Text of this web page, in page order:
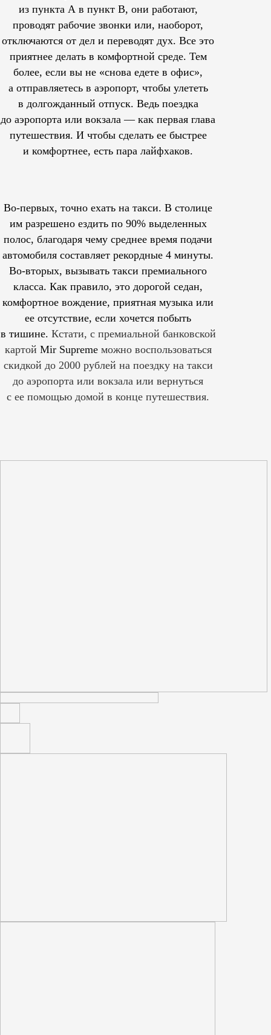
из пункта А в пункт В, они работают,
проводят рабочие звонки или, наоборот,
отключаются от дел и переводят дух. Все это
приятнее делать в комфортной среде. Тем
более, если вы не «снова едете в офис»,
а отправляетесь в аэропорт, чтобы улететь
в долгожданный отпуск. Ведь поездка
до аэропорта или вокзала — как первая глава
путешествия. И чтобы сделать ее быстрее
и комфортнее, есть пара лайфхаков.
Во-первых, точно ехать на такси. В столице
им разрешеноездить по 90% выделенных
полос, благодаря чему среднее время подачи
автомобиля составляет рекордные 4 минуты.
Во-вторых, вызывать такси премиального
класса. Как правило, это дорогой седан,
комфортное вождение, приятная музыка или
ее отсутствие, если хочется побыть
в тишине. Кстати, с премиальной банковской
картой Mir Supreme можно воспользоваться
скидкой до 2000 рублей на поездку на такси
до аэропорта или вокзала или вернуться
с ее помощью домой в конце путешествия.